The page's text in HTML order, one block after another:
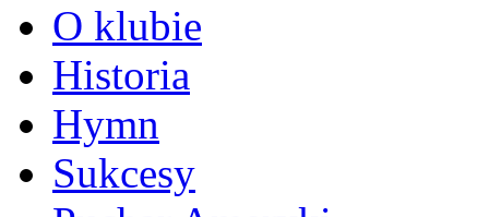
O klubie
Historia
Hymn
Sukcesy